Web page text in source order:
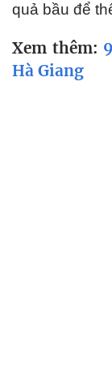
quả bầu để
Xem thêm:
Hà Giang